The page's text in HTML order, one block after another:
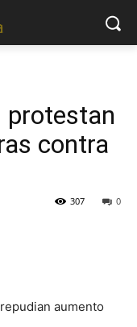
protestan
contra
0
307
aumento